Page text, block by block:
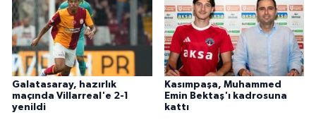
Galatasaray, hazırlık
maçında Villarreal'e 2-1
yenildi
Kasımpaşa, Muhammed
Emin Bektaş'ı kadrosuna
kattı